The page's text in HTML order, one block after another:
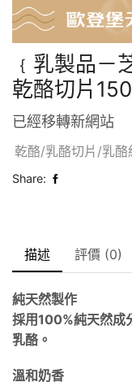
﹛乳製品－
乾酪切片
已經移轉新網站
乾酪/乳酪切片/乳酪
Share:
描述 評價 (0)
純天然製作
採用100%純天然成
乳酪。
溫和奶香